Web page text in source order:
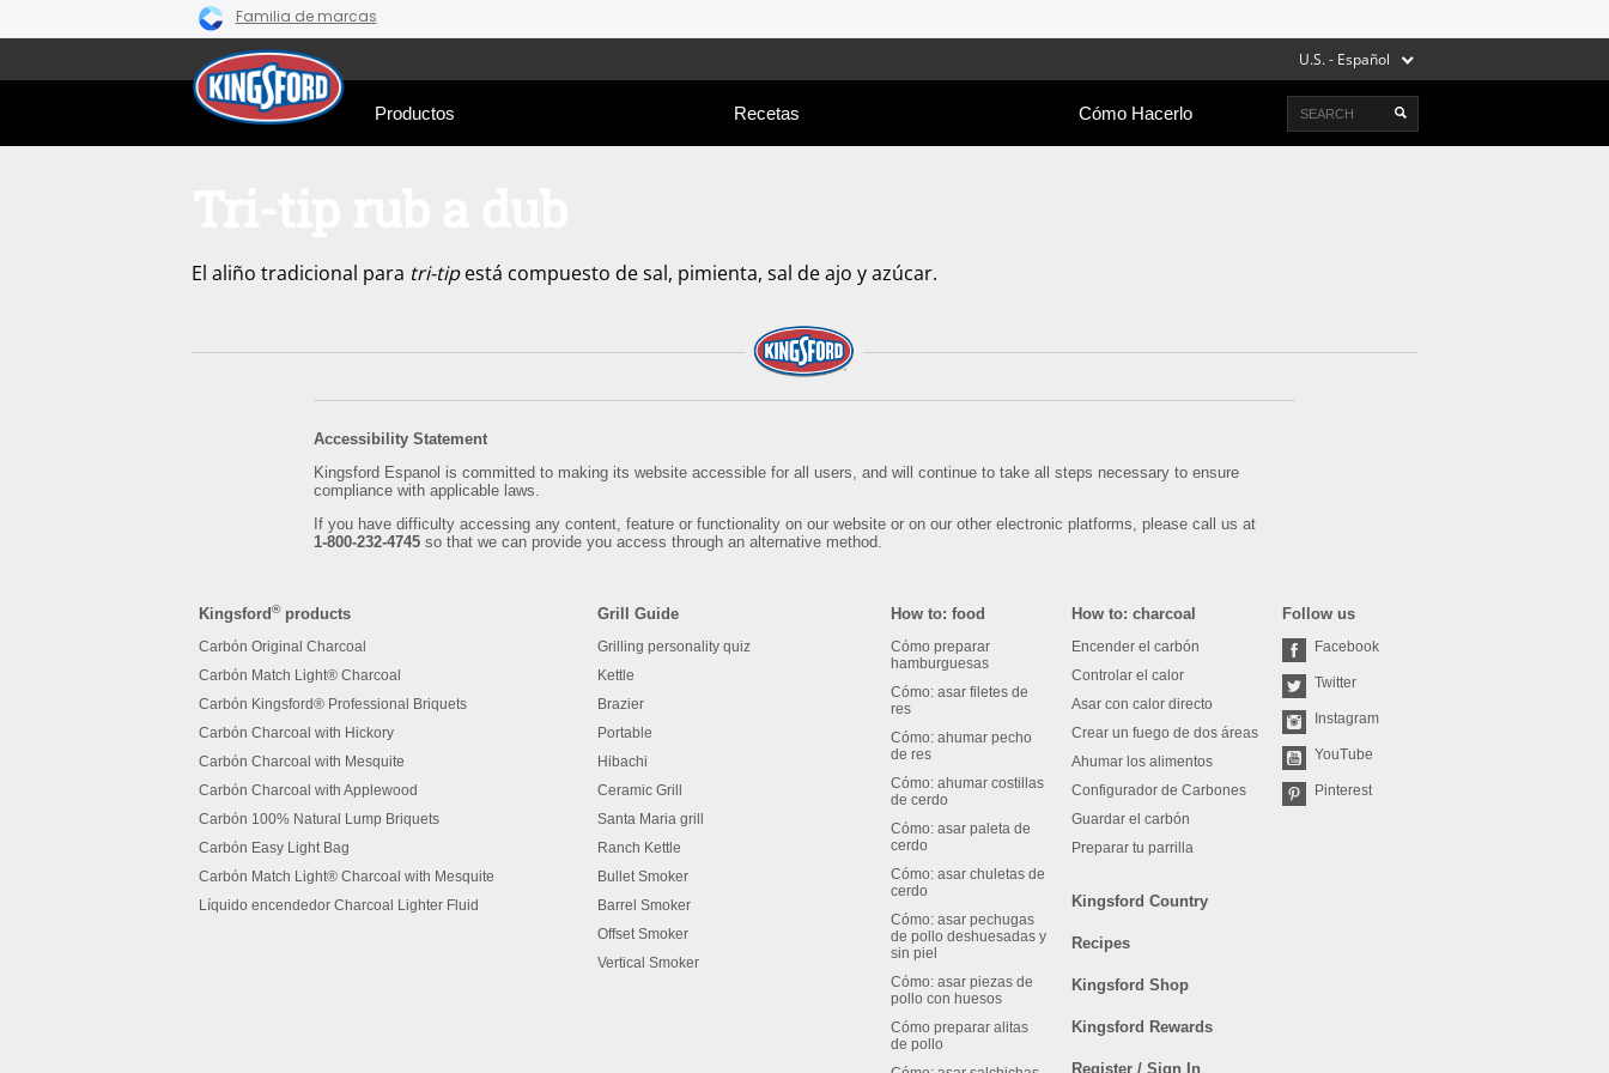
Familia de marcas
to
U.S. - Español
Productos Recetas Cómo Hacerlo Search
El aliño tradicional para tri-tipestá compuesto de sal, pimienta, sal de ajo y azúcar.
Kingsford®products
Carbón Original Charcoal
Carbón Match Light® Charcoal
Carbón Kingsford® Professional Briquets
Carbón Charcoal with Hickory
Carbón Charcoal with Mesquite
Carbón Charcoal with Applewood
Carbón 100% Natural Lump Briquets
Carbón Easy Light Bag
Carbón Match Light® Charcoal with Mesquite
Líquido encendedor Charcoal Lighter Fluid
Grill Guide
Grilling personality quiz
Kettle
Brazier
Portable
Hibachi
Ceramic Grill
Santa Maria grill
Ranch Kettle
Bullet Smoker
Barrel Smoker
Offset Smoker
Vertical Smoker
How to: food
Cómo preparar
hamburguesas
Cómo: asar filetes de
res
Cómo: ahumar pecho
de res
Cómo: ahumar costillas
de cerdo
Cómo: asar paleta de
cerdo
Cómo: asar chuletas de
cerdo
Cómo: asar pechugas
de pollo deshuesadas y
sin piel
Cómo: asar piezas de
pollo con huesos
Cómo preparar alitas
de pollo
How to: charcoal
Encender el carbón
Controlar el calor
Asar con calor directo
Crear un fuego de dos áreas
Ahumar los alimentos
Configurador de Carbones
Guardar el carbón
Preparar tu parrilla
Kingsford Country
Recipes
Kingsford Shop
Kingsford Rewards
Register / Sign In
Follow us
Facebook
Twitter
Instagram
YouTube
Pinterest
Accessibility Statement
Kingsford Espanol is committed to making its website accessible for all users, and will continue to take all steps necessary to ensure
compliance with applicable laws.
If you have difficulty accessing any content, feature or functionality on our website or on our other electronic platforms, please call us at
1-800-232-4745 so that we can provide you access through an alternative method.